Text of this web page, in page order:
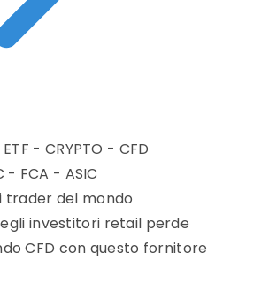
- CRYPTO - CFD
- FCA - ASIC
trader del mondo
investitori retail perde
CFD con questo fornitore